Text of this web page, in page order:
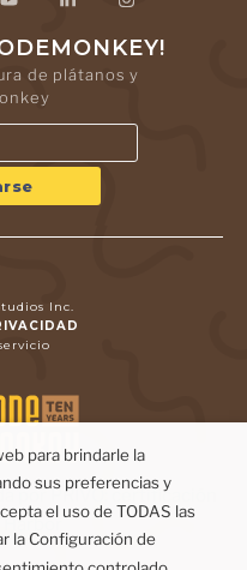
de plátanos y
Inc.
para brindarle la
sus preferencias y
el uso de TODAS las
la Configuración de